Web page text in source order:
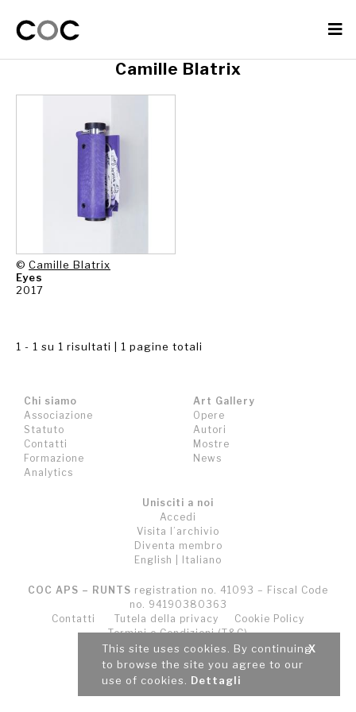
This site uses cookies. By continuing
to browse the site you agree to our
use of cookies. Dettagli
X
Camille Blatrix
© Camille Blatrix
Eyes
2017
1 - 1 su 1 risultati | 1 pagine totali
Chi siamo
Associazione
Statuto
Contatti
Formazione
Analytics
Art Gallery
Opere
Autori
Mostre
News
Unisciti a noi
Accedi
Visita l’archivio
Diventa membro
English
Italiano
COC APS – RUNTS registration no. 41093 – Fiscal Code
no. 94190380363
Contatti
Tutela della privacy
Cookie Policy
Termini e Condizioni (T&C)